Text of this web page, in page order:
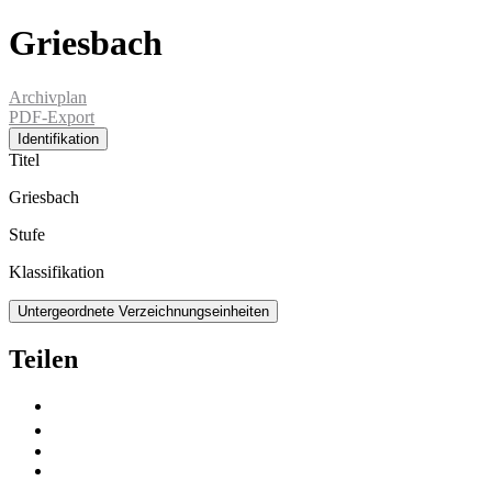
Griesbach
Archivplan
PDF-Export
Identifikation
Titel
Griesbach
Stufe
Klassifikation
Untergeordnete Verzeichnungseinheiten
Teilen